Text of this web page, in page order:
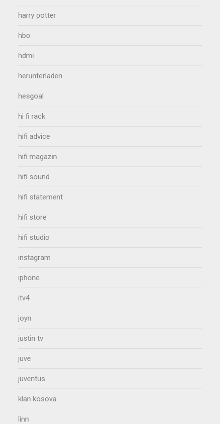
harry potter
hbo
hdmi
herunterladen
hesgoal
hi fi rack
hifi advice
hifi magazin
hifi sound
hifi statement
hifi store
hifi studio
instagram
iphone
itv4
joyn
justin tv
juve
juventus
klan kosova
linn